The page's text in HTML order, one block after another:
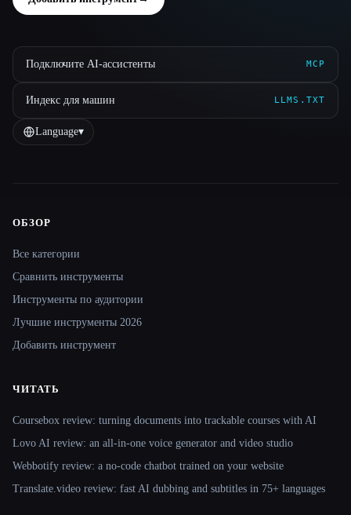
Подключите AI-ассистенты MCP
Индекс для машин LLMS.TXT
Language▾
Site navigation
ОБЗОР
Все категории
Сравнить инструменты
Инструменты по аудитории
Лучшие инструменты 2026
Добавить инструмент
ЧИТАТЬ
Coursebox review: turning documents into trackable courses with AI
Lovo AI review: an all-in-one voice generator and video studio
Webbotify review: a no-code chatbot trained on your website
Translate.video review: fast AI dubbing and subtitles in 75+ languages